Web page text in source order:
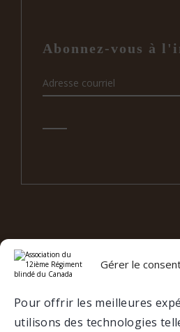
Gérer le
Pour offrir les meilleures
utilisons des technologies
Abonnez-vous à
12eRBC SUR LES